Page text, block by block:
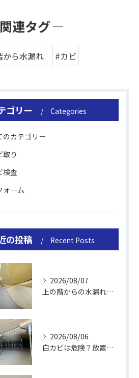
関連タグ
から水漏れ #カビ
ゴリー Categories
のカテゴリー
取り
検査
ォーム
の投稿 Recent Posts
2026/08/07
上の階からの水漏れでカビ｜対処法と業者
2026/08/06
白カビは危険？放置のリスクと取り方